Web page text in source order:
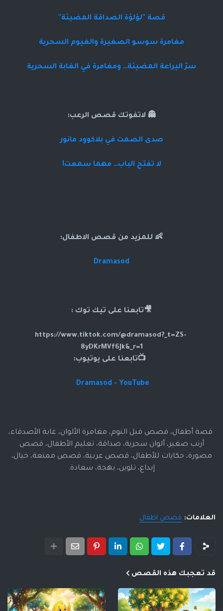
قصة "لؤلؤة الصداقة المضيئة"
مغامرة سوسو الصغيرة والغيوم السحرية
سرّ اليراعة المضيئة… ومغامرة في الغابة السحرية
👻 لاتفوتك قصص الرعب:
صدى الصمت في بلاكوود مانور
لا تفتح الباب… مهما سمعت!
👶 للمزيد من قصص الاطفال:
Dramasod
🎥تابعنا على تيك توك :
https://www.tiktok.com/@dramasod?_t=ZS-
8yDKrMVf6Jk&_r=1
📺تابعنا على يوتيوب:
Dramasod - YouTube
قصة أطفال، قصص قبل النوم، مغامرة الألوان، غابة الأصدقاء،
أرنب صغير، ألوان سحرية، صداقة، تعليم الأطفال، قصص
مصورة، حكايات للأطفال، قصص عربية، قصص ممتعة، خيال،
إبداع، تلوين، بهجة، سعادة.
العلامات: قصص اطفال
قد تعجبك هذه القصص